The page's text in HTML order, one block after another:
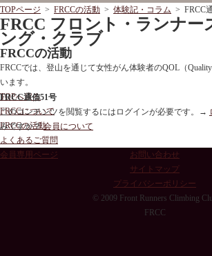
TOPページ > FRCCの活動 > 体験記・コラム > FRCC
FRCC フロント・ランナー
ング・クラブ
FRCCの活動
FRCCでは、登山を通じて女性がん体験者のQOL（
います。
TOPへ戻る
FRCCについて
FRCCの活動
よくあるご質問
会員専用ページ
FRCC通信51号
このコンテンツを閲覧するにはログインが必要です。→
みですか？会員について
お問い合わせ
サイトマップ
プライバシーポリシー
© 2009 Front Runners Climbing
FRCC